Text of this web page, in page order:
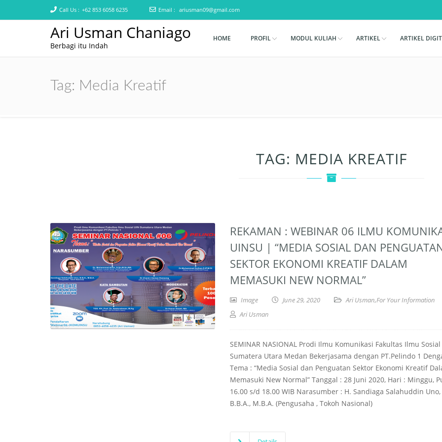
Call Us : +62 853 6058 6235 Email : ariusman09@gmail.com
Ari Usman Chaniago
Berbagi itu Indah
HOME PROFIL MODUL KULIAH ARTIKEL ARTIKEL
Tag: Media Kreatif
TAG: MEDIA KREATIF
REKAMAN : WEBINAR 06 ILMU
UINSU | “MEDIA SOSIAL DAN
SEKTOR EKONOMI KREATIF DALAM
MEMASUKI NEW NORMAL”
Image June 29, 2020 Ari Usman,For Your Information
Ari Usman
SEMINAR NASIONAL Prodi Ilmu Komunikasi Fakultas Ilmu
Sumatera Utara Medan Bekerjasama dengan PT.Pelindo 1
Tema : “Media Sosial dan Penguatan Sektor Ekonomi Kreatif
Memasuki New Normal” Tanggal : 28 Juni 2020, Hari : Minggu,
16.00 s/d 18.00 WIB Narasumber : H. Sandiaga Salahuddin Uno,
B.B.A., M.B.A. (Pengusaha , Tokoh Nasional)